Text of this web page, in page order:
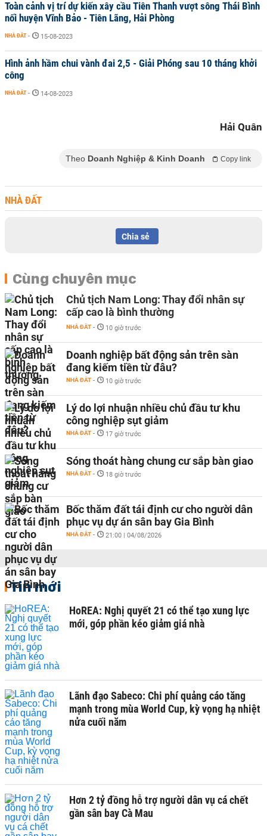
Toàn cảnh vị trí dự kiến xây cầu Tiên Thanh vượt sông Thái Bình
nối huyện Vĩnh Bảo - Tiên Lãng, Hải Phòng
NHÀ ĐẤT - 15-08-2023
Hình ảnh hầm chui vành đai 2,5 - Giải Phóng sau 10 tháng khởi
công
NHÀ ĐẤT - 14-08-2023
Hải Quân
Theo Doanh Nghiệp & Kinh Doanh Copy link
NHÀ ĐẤT
Chia sẻ
Cùng chuyên mục
Chủ tịch Nam Long: Thay đổi nhân sự
cấp cao là bình thường
NHÀ ĐẤT - 10 giờ trước
Doanh nghiệp bất động sản trên sàn
đang kiếm tiền từ đâu?
NHÀ ĐẤT - 10 giờ trước
Lý do lợi nhuận nhiều chủ đầu tư khu
công nghiệp sụt giảm
NHÀ ĐẤT - 17 giờ trước
Sóng thoát hàng chung cư sắp bàn giao
NHÀ ĐẤT - 18 giờ trước
Bốc thăm đất tái định cư cho người dân
phục vụ dự án sân bay Gia Bình
NHÀ ĐẤT - 21:00 | 04/08/2026
Tin mới
HoREA: Nghị quyết 21 có thể tạo xung lực
mới, góp phần kéo giảm giá nhà
Lãnh đạo Sabeco: Chi phí quảng cáo tăng
mạnh trong mùa World Cup, kỳ vọng hạ nhiệt
nửa cuối năm
Hơn 2 tỷ đồng hỗ trợ người dân vụ cá chết
gần sân bay Cà Mau